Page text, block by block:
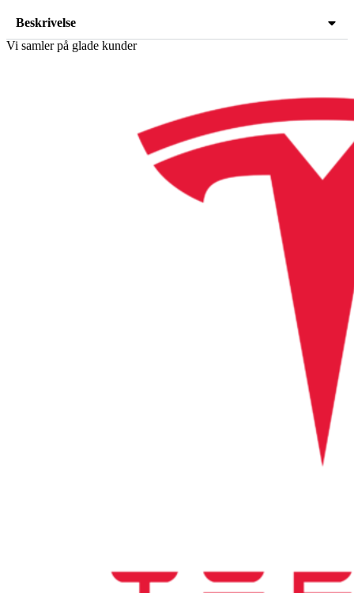
Beskrivelse
Vi samler på glade kunder